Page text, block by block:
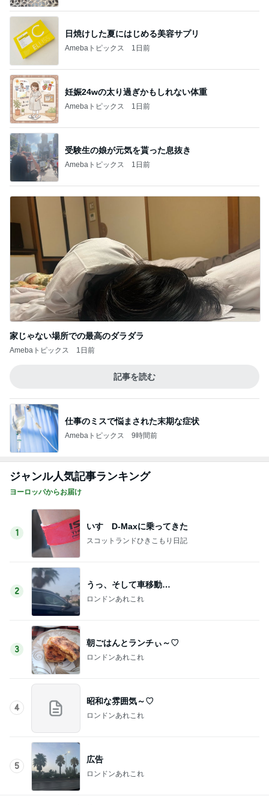
日焼けした夏にはじめる美容サプリ
Amebaトピックス 1日前
妊娠24wの太り過ぎかもしれない体重
Amebaトピックス 1日前
受験生の娘が元気を貰った息抜き
Amebaトピックス 1日前
家じゃない場所での最高のダラダラ
Amebaトピックス 1日前
記事を読む
仕事のミスで悩まされた末期な症状
Amebaトピックス 9時間前
ジャンル人気記事ランキング
ヨーロッパからお届け
1
いすゞD-Maxに乗ってきた
スコットランドひきこもり日記
2
うっ、そして車移動…
ロンドンあれこれ
3
朝ごはんとランチぃ～♡
ロンドンあれこれ
4
昭和な雰囲気～♡
ロンドンあれこれ
5
広告
ロンドンあれこれ